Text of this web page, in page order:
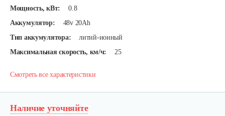
Мощность, кВт:
0.8
Аккумулятор:
48v 20Ah
Тип аккумулятора:
литий-ионный
Максимальная скорость, км/ч:
25
Смотреть все характеристики
Наличие уточняйте